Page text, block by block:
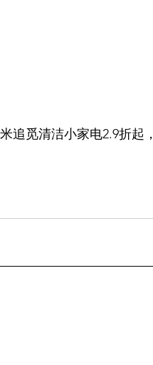
追觅清洁小家电2.9折起，